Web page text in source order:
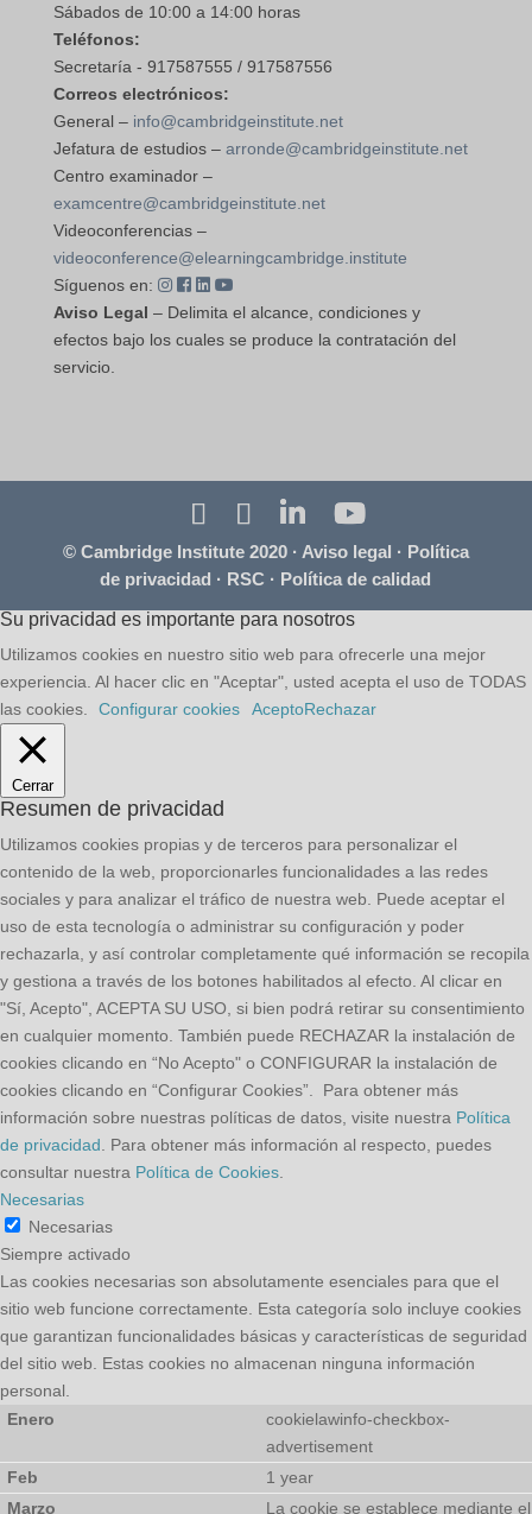
Sábados de 10:00 a 14:00 horas
Teléfonos:
Secretaría - 917587555 / 917587556
Correos electrónicos:
General – info@cambridgeinstitute.net
Jefatura de estudios – arronde@cambridgeinstitute.net
Centro examinador –
examcentre@cambridgeinstitute.net
Videoconferencias –
videoconference@elearningcambridge.institute
Síguenos en:
Aviso Legal – Delimita el alcance, condiciones y
efectos bajo los cuales se produce la contratación del
servicio.
© Cambridge Institute 2020 · Aviso legal · Política
de privacidad · RSC · Política de calidad
Su privacidad es importante para nosotros
Utilizamos cookies en nuestro sitio web para ofrecerle una mejor
experiencia. Al hacer clic en "Aceptar", usted acepta el uso de TODAS
las cookies.
Configurar cookies AceptoRechazar
Cerrar
Resumen de privacidad
Utilizamos cookies propias y de terceros para personalizar el
contenido de la web, proporcionarles funcionalidades a las redes
sociales y para analizar el tráfico de nuestra web. Puede aceptar el
uso de esta tecnología o administrar su configuración y poder
rechazarla, y así controlar completamente qué información se recopila
y gestiona a través de los botones habilitados al efecto. Al clicar en
"Sí, Acepto", ACEPTA SU USO, si bien podrá retirar su consentimiento
en cualquier momento. También puede RECHAZAR la instalación de
cookies clicando en “No Acepto" o CONFIGURAR la instalación de
cookies clicando en “Configurar Cookies”. Para obtener más
información sobre nuestras políticas de datos, visite nuestra Política
de privacidad . Para obtener más información al respecto, puedes
consultar nuestra Política de Cookies
Necesarias
Necesarias
Siempre activado
Las cookies necesarias son absolutamente esenciales para que el
sitio web funcione correctamente. Esta categoría solo incluye cookies
que garantizan funcionalidades básicas y características de seguridad
del sitio web. Estas cookies no almacenan ninguna información
personal.
cookielawinfo-checkbox-
advertisement
1 year
La cookie se establece mediante el